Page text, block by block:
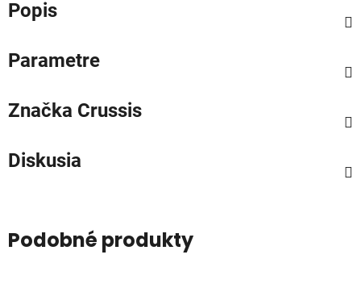
Popis
Parametre
Značka Crussis
Diskusia
Podobné produkty